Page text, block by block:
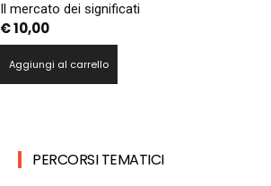
Il mercato dei significati
€10,00
Aggiungi al carrello
PERCORSI TEMATICI